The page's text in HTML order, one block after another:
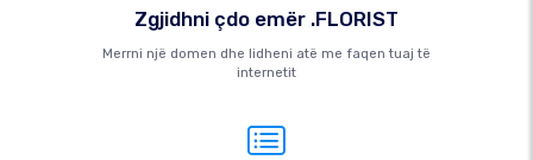
Zgjidhni çdo emër .FLORIST
Merrni një domen dhe lidheni atë me faqen tuaj të
internetit